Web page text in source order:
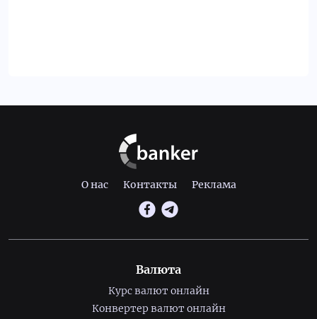
О нас Контакты Реклама
Валюта
Курс валют онлайн
Конвертер валют онлайн